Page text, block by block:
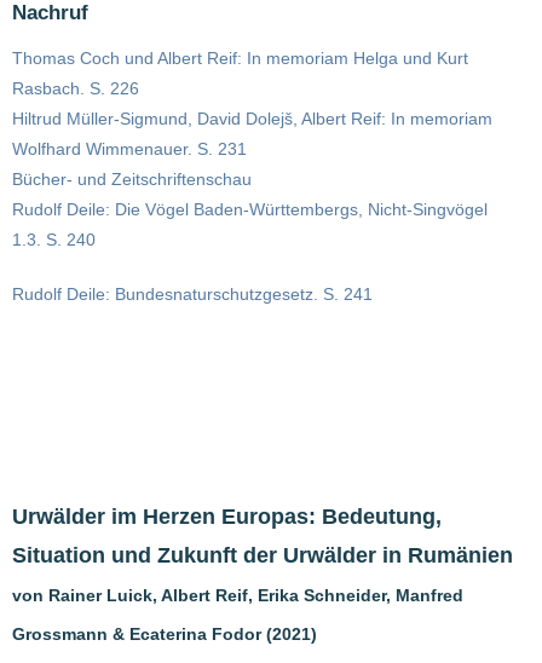
Nachruf
Thomas Coch und Albert Reif: In memoriam Helga und Kurt
Rasbach. S. 226
Hiltrud Müller-Sigmund, David Dolejš, Albert Reif: In memoriam
Wolfhard Wimmenauer. S. 231
Bücher- und Zeitschriftenschau
Rudolf Deile: Die Vögel Baden-Württembergs, Nicht-Singvögel
1.3. S. 240
Rudolf Deile: Bundesnaturschutzgesetz. S. 241
Urwälder im Herzen Europas: Bedeutung,
Situation und Zukunft der Urwälder in Rumänien
von Rainer Luick, Albert Reif, Erika Schneider, Manfred
Grossmann & Ecaterina Fodor (2021)